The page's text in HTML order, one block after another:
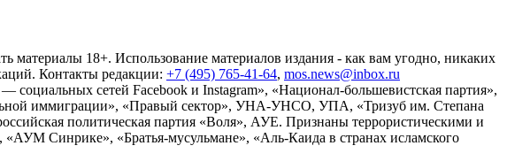
материалы 18+. Использование материалов издания - как вам угодно, никаких
Контакты редакции: +7 (495) 765-41-64, mos.news@inbox.ru
сетей Facebook и Instagram», «Национал-большевистская партия»,
иммиграции», «Правый сектор», УНА-УНСО, УПА, «Тризуб им. Степана
политическая партия «Воля», АУЕ. Признаны террористическими и
Синрике», «Братья-мусульмане», «Аль-Каида в странах исламского